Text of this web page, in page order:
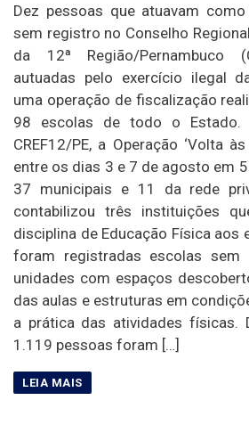
Dez pessoas que atuavam
sem registro no Conselho
da 12ª Região/Pernambuco
autuadas pelo exercício ilegal
uma operação de fiscalização
98 escolas de todo o
CREF12/PE, a Operação ‘Volta
entre os dias 3 e 7 de agosto em
37 municipais e 11 da rede
contabilizou três instituições
disciplina de Educação Física aos
foram registradas escolas sem
unidades com espaços
das aulas e estruturas em
a prática das atividades físicas.
1.119 pessoas foram […]